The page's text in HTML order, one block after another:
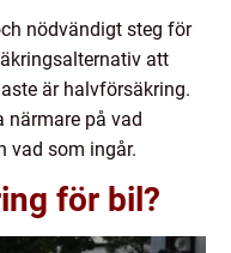
nödvändigt steg för
att
är halvförsäkring.
närmare på vad
vad som ingår.
för bil?